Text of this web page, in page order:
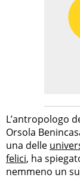
L’antropologo
Orsola
una delle
felici, ha
nemmeno un